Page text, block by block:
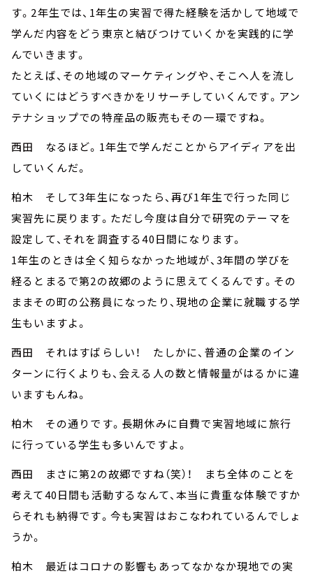
す。2年生では、1年生の実習で得た経験を活かして地域で
学んだ内容をどう東京と結びつけていくかを実践的に学
んでいきます。
たとえば、その地域のマーケティングや、そこへ人を流し
ていくにはどうすべきかをリサーチしていくんです。アン
テナショップでの特産品の販売もその一環ですね。
西田 なるほど。1年生で学んだことからアイディアを出
していくんだ。
柏木 そして3年生になったら、再び1年生で行った同じ
実習先に戻ります。ただし今度は自分で研究のテーマを
設定して、それを調査する40日間になります。
1年生のときは全く知らなかった地域が、3年間の学びを
経るとまるで第2の故郷のように思えてくるんです。その
ままその町の公務員になったり、現地の企業に就職する学
生もいますよ。
西田 それはすばらしい！ たしかに、普通の企業のイン
ターンに行くよりも、会える人の数と情報量がはるかに違
いますもんね。
柏木 その通りです。長期休みに自費で実習地域に旅行
に行っている学生も多いんですよ。
西田 まさに第2の故郷ですね（笑）！ まち全体のことを
考えて40日間も活動するなんて、本当に貴重な体験ですか
らそれも納得です。今も実習はおこなわれているんでしょ
うか。
柏木 最近はコロナの影響もあってなかなか現地での実